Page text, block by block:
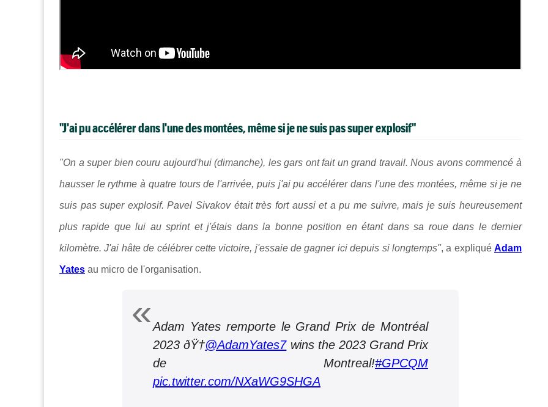
"J'ai pu accélérer dans l'une des montées, même si je ne suis pas super explosif"
"On a super bien couru aujourd'hui (dimanche), les gars ont fait un grand travail. Nous avons commencé à
hausser le rythme à quatre tours de l'arrivée, puis j'ai pu accélérer dans l'une des montées, même si je ne
suis pas super explosif. Pavel Sivakov était très fort aussi et a pu me suivre, mais je suis heureusement
plus rapide que lui au sprint et j'étais dans la bonne position en étant dans sa roue dans le dernier
kilomètre. J'ai hâte de célébrer cette victoire, j'essaie de gagner ici depuis si longtemps", a expliqué Adam
Yates au micro de l'organisation.
Adam Yates remporte le Grand Prix de Montréal
2023 ðŸ†@AdamYates7wins the 2023 Grand Prix
de Montreal!#GPCQM
pic.twitter.com/NXaWG9SHGA